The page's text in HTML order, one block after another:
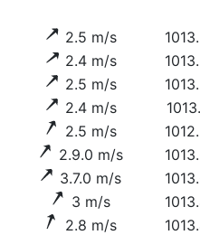
2.5 m/s
2.4 m/s
2.5 m/s
2.4 m/s
2.5 m/s
2.9.0 m/s
3.7.0 m/s
3 m/s
2.8 m/s